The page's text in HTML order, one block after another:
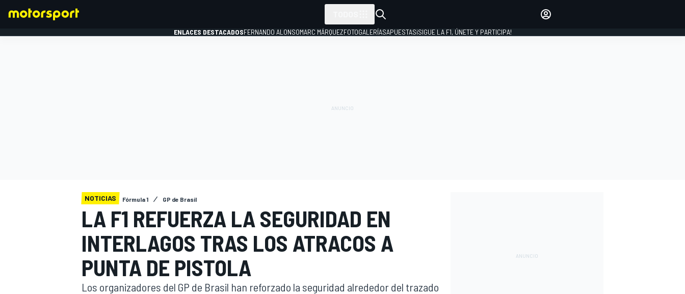
ENLACES DESTACADOSFERNANDO ALONSOMARC MÁRQUEZFOTOGALERÍASAPUESTAS¡SIGUE LA F1, ÚNETE Y PARTICIPA!
NOTICIAS Fórmula 1 GP de Brasil
LA F1 REFUERZA LA SEGURIDAD EN
INTERLAGOS TRAS LOS ATRACOS A
PUNTA DE PISTOLA
Los organizadores del GP de Brasil han reforzado la seguridad alrededor del trazado